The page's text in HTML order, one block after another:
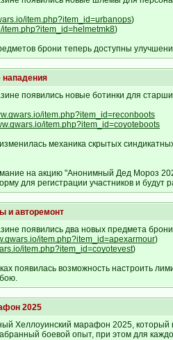
item.php?item_id=urbanops)
item.php?item_id=helmetmk8)
брони теперь доступны
нападения
появились новые ботинки для
item.php?item_id=reconboots
item.php?item_id=coyoteboots
механика скрытых
на акцию "Анонимный Дед Мороз
для регистрации участников и будут
и авторемонт
появились два новых предмета
item.php?item_id=apexarmour)
item.php?item_id=coyotevest)
появилась возможность настроить
2025
Хеллоуинский марафон 2025, который
боевой опыт, при этом для